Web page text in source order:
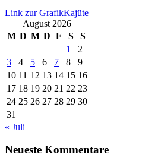
Link zur GrafikKajüte
August 2026
M D M D F S
S
1
2
3
4 5 6 7 8
9
10 11 12 13 14 15 16
17 18 19 20 21 22 23
24 25 26 27 28 29 30
31
« Juli
Neueste Kommentare